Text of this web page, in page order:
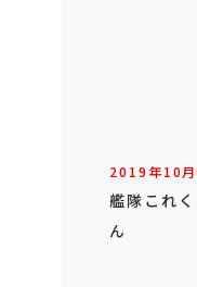
2019年10月
艦隊これ
ん